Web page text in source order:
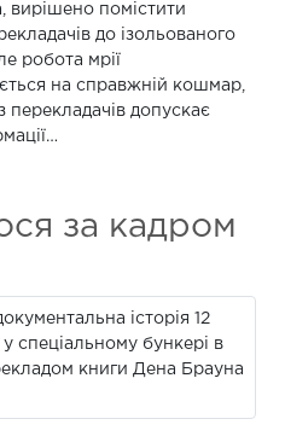
вирішено помістити
до ізольованого
робота мрії
на справжній кошмар,
перекладачів допускає
за кадром
історія 12
спеціальному бункері в
книги Дена Брауна